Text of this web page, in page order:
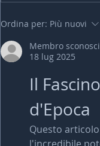
"Le IA
come usarle)" di
Arciero
Ordina per: Più nuovi
Membro
18 lug 2025
Il
d'Epoca
Questo